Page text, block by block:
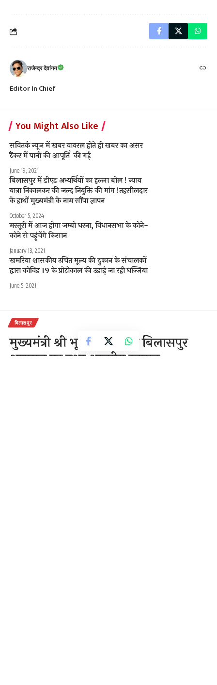
राजेन्द्र देवांगन
Editor In Chief
You Might Also Like
सवितर्क न्यूज में खबर वायरल होते ही खबर का असर
टैंकर में पानी की आपूर्ति की गई
June 19, 2021
बिलासपुर में डीएड अभ्यर्थियों का हल्ला बोल ! न्याय
यात्रा निकालकर की जल्द नियुक्ति की मांग !तहसीलदार
के हाथों मुख्यमंत्री के नाम सौंपा ज्ञापन
October 5, 2024
मस्तूरी में आज होगा जम्बो धरना, विधानसभा के कोने-
कोने से पहुंचेंगे किसान
January 13, 2021
खमरिया शासकीय उचित मूल्य की दुकान के संचालकों
द्वारा कोविड 19 के प्रोटोकाल की उड़ाई जा रही धज्जिया
June 5, 2021
बिलासपुर
मुख्यमंत्री श्री भूपेश बघेल का बिलासपुर
आगमन पर हुआ आत्मीय स्वागत